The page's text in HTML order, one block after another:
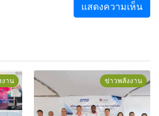
งาน ข่าวพลังงาน